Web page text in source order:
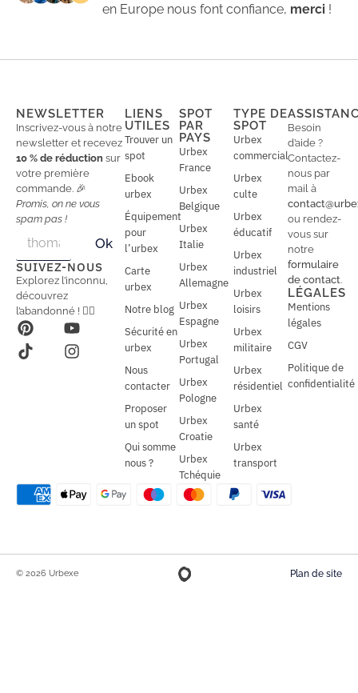
en Europe nous font confiance, merci !
NEWSLETTER
Inscrivez-vous à notre
newsletter et recevez
10 % de réduction sur
votre première
commande. 🎉
Promis, on ne vous
spam pas !
a
i
l
a
i
l
*
Ok
SUIVEZ-NOUS
Explorez l’inconnu,
découvrez
l’abandonné ! 🕵️‍♂️
LIENS
UTILES
Trouver un
spot
Ebook
urbex
Équipement
pour
l’urbex
Carte
urbex
Notre blog
Sécurité en
urbex
Nous
contacter
Proposer
un spot
Qui somme
nous ?
SPOT
PAR
PAYS
Urbex
France
Urbex
Belgique
Urbex
Italie
Urbex
Allemagne
Urbex
Espagne
Urbex
Portugal
Urbex
Pologne
Urbex
Croatie
Urbex
Tchéquie
TYPE DE
SPOT
Urbex
commercial
Urbex
culte
Urbex
éducatif
Urbex
industriel
Urbex
loisirs
Urbex
militaire
Urbex
résidentiel
Urbex
santé
Urbex
transport
Besoin
d’aide ?
Contactez-
nous par
mail à
ou rendez-
vous sur
notre
formulaire
de contact.
LÉGALES
Mentions
légales
CGV
Politique de
confidentialité
© 2026 Urbexe Plan de site